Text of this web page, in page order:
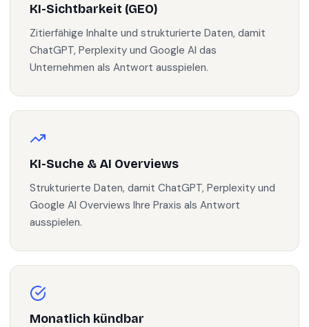
KI-Sichtbarkeit (GEO)
Zitierfähige Inhalte und strukturierte Daten, damit
ChatGPT, Perplexity und Google AI das
Unternehmen als Antwort ausspielen.
KI-Suche & AI Overviews
Strukturierte Daten, damit ChatGPT, Perplexity und
Google AI Overviews Ihre Praxis als Antwort
ausspielen.
Monatlich kündbar